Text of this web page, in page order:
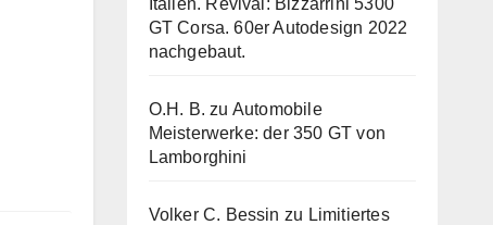
Italien. Revival: Bizzarrini 5300
GT Corsa. 60er Autodesign 2022
nachgebaut.
O.H. B. zu Automobile
Meisterwerke: der 350 GT von
Lamborghini
Volker C. Bessin zu Limitiertes